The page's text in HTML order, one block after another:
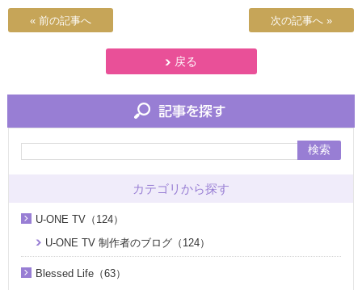
« 前の記事へ 次の記事へ »
戻る
検索
カテゴリから探す
U-ONE TV（124）
U-ONE TV 制作者のブログ（124）
Blessed Life（63）